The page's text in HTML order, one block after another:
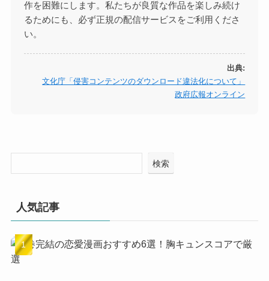
作を困難にします。私たちが良質な作品を楽しみ続け
るためにも、必ず正規の配信サービスをご利用くださ
い。
出典:
文化庁「侵害コンテンツのダウンロード違法化について」
政府広報オンライン
検索
人気記事